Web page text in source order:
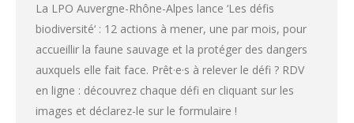
La LPO Auvergne-Rhône-Alpes lance ‘Les défis
biodiversité‘ : 12 actions à mener, une par mois, pour
accueillir la faune sauvage et la protéger des dangers
auxquels elle fait face. Prêt·e·s à relever le défi ? RDV
en ligne : découvrez chaque défi en cliquant sur les
images et déclarez-le sur le formulaire !